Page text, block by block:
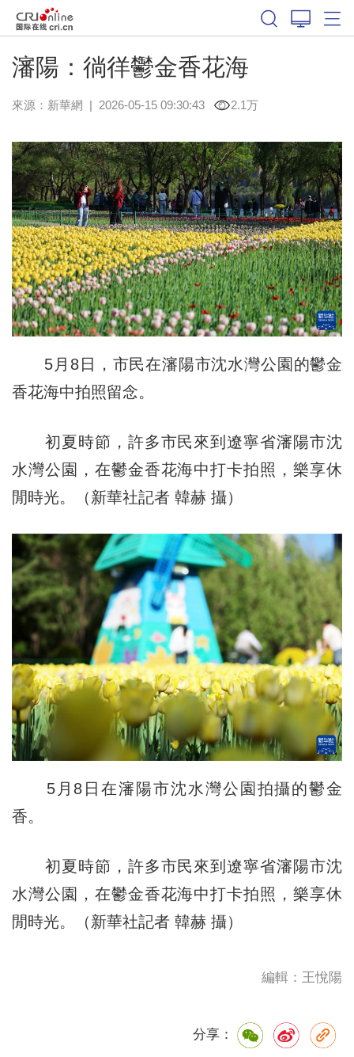
瀋陽：徜徉鬱金香花海
來源： 新華網 | 2026-05-15 09:30:43 2.1万
5月8日，市民在瀋陽市沈水灣公園的鬱金
香花海中拍照留念。
初夏時節，許多市民來到遼寧省瀋陽市沈
水灣公園，在鬱金香花海中打卡拍照，樂享休
閒時光。（新華社記者 韓赫 攝）
5月8日在瀋陽市沈水灣公園拍攝的鬱金
香。
初夏時節，許多市民來到遼寧省瀋陽市沈
水灣公園，在鬱金香花海中打卡拍照，樂享休
閒時光。（新華社記者 韓赫 攝）
編輯：王悅陽
分享：